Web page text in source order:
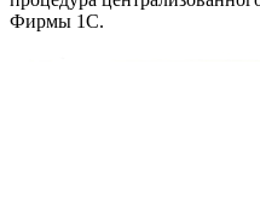
Фирмы 1С.